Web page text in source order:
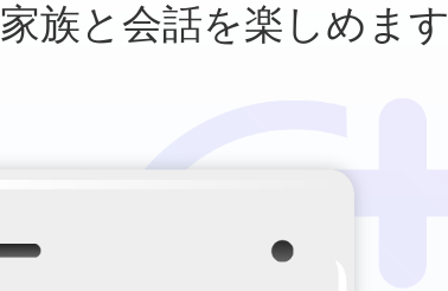
家族と会話を楽しめます